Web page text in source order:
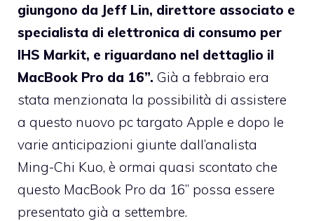
giungono da Jeff Lin, direttore associato e
specialista di elettronica di consumo per
IHS Markit, e riguardano nel dettaglio il
MacBook Pro da 16”. Già a febbraio era
stata menzionata la possibilità di assistere
a questo nuovo pc targato Apple e dopo le
varie anticipazioni giunte dall’analista
Ming-Chi Kuo, è ormai quasi scontato che
questo MacBook Pro da 16” possa essere
presentato già a settembre.